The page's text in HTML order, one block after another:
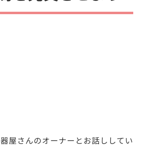
屋さんのオーナーとお話ししてい